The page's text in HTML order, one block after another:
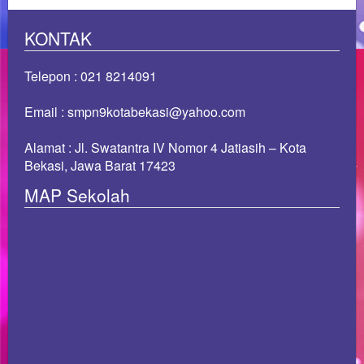
KONTAK
Telepon : 021 8214091
Email : smpn9kotabekasi@yahoo.com
Alamat : Jl. Swatantra IV Nomor 4 Jatiasih – Kota
Bekasi, Jawa Barat 17423
MAP Sekolah